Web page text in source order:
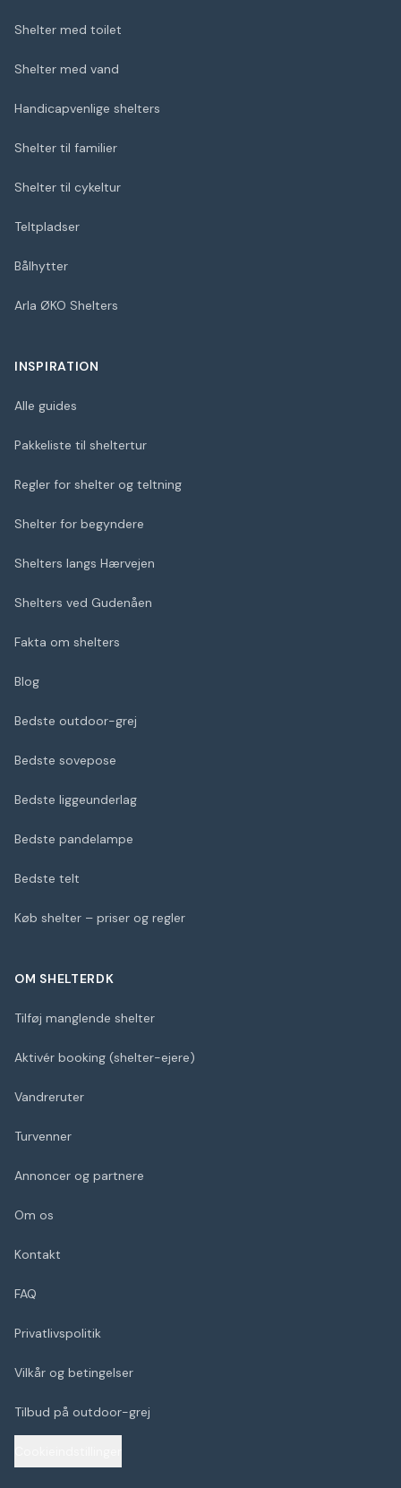
Shelter med toilet
Shelter med vand
Handicapvenlige shelters
Shelter til familier
Shelter til cykeltur
Teltpladser
Bålhytter
Arla ØKO Shelters
INSPIRATION
Alle guides
Pakkeliste til sheltertur
Regler for shelter og teltning
Shelter for begyndere
Shelters langs Hærvejen
Shelters ved Gudenåen
Fakta om shelters
Blog
Bedste outdoor-grej
Bedste sovepose
Bedste liggeunderlag
Bedste pandelampe
Bedste telt
Køb shelter – priser og regler
OM SHELTERDK
Tilføj manglende shelter
Aktivér booking (shelter-ejere)
Vandreruter
Turvenner
Annoncer og partnere
Om os
Kontakt
FAQ
Privatlivspolitik
Vilkår og betingelser
Tilbud på outdoor-grej